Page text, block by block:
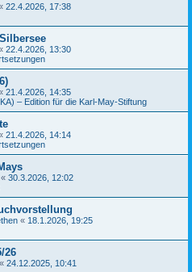
22.4.2026, 17:38
22.4.2026, 13:30
21.4.2026, 14:35
– Edition für die Karl-May-Stiftung
21.4.2026, 14:14
« 30.3.2026, 12:02
« 18.1.2026, 19:25
26
« 24.12.2025, 10:41